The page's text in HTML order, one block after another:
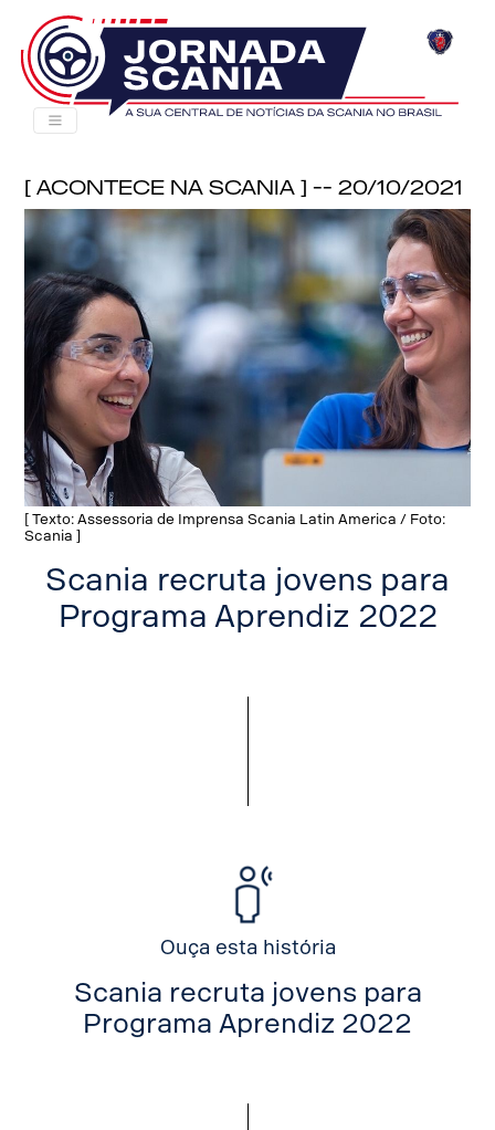
[ Acontece na Scania ] -- 20/10/2021
[ Texto: Assessoria de Imprensa Scania Latin America / Foto:
Scania ]
Scania recruta jovens para
Programa Aprendiz 2022
Ouça esta história
Scania recruta jovens para
Programa Aprendiz 2022